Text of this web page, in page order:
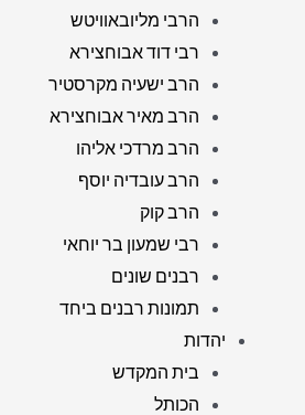
הרבי מליובאוויטש
רבי דוד אבוחצירא
הרב ישעיה מקרסטיר
הרב מאיר אבוחצירא
הרב מרדכי אליהו
הרב עובדיה יוסף
הרב קוק
רבי שמעון בר יוחאי
רבנים שונים
תמונות רבנים ביחד
יהדות
בית המקדש
הכותל